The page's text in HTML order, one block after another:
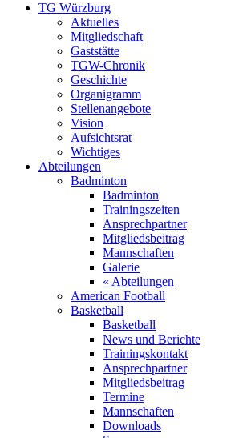
TG Würzburg
Aktuelles
Mitgliedschaft
Gaststätte
TGW-Chronik
Geschichte
Organigramm
Stellenangebote
Vision
Aufsichtsrat
Wichtiges
Abteilungen
Badminton
Badminton
Trainingszeiten
Ansprechpartner
Mitgliedsbeitrag
Mannschaften
Galerie
« Abteilungen
American Football
Basketball
Basketball
News und Berichte
Trainingskontakt
Ansprechpartner
Mitgliedsbeitrag
Termine
Mannschaften
Downloads